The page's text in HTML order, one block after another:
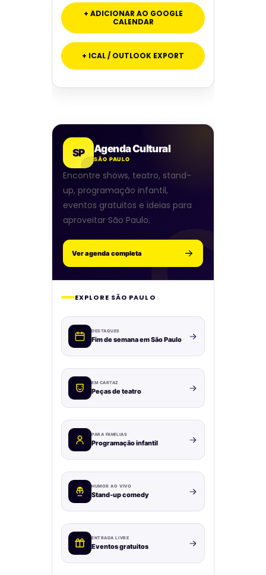
+ ADICIONAR AO GOOGLE
CALENDAR
+ ICAL / OUTLOOK EXPORT
SP Agenda Cultural
SÃO PAULO
Encontre shows, teatro, stand-
up, programação infantil,
eventos gratuitos e ideias para
aproveitar São Paulo.
Ver agenda completa
EXPLORE SÃO PAULO
DESTAQUES
Fim de semana em São Paulo
EM CARTAZ
Peças de teatro
PARA FAMÍLIAS
Programação infantil
HUMOR AO VIVO
Stand-up comedy
ENTRADA LIVRE
Eventos gratuitos